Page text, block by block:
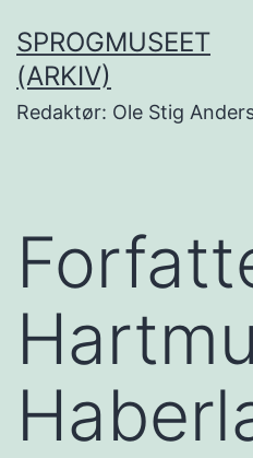
til
indhold
SPROGMUSEET
(ARKIV)
Redaktør: Ole Stig